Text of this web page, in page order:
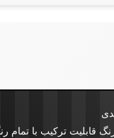
ترکیب با تمام